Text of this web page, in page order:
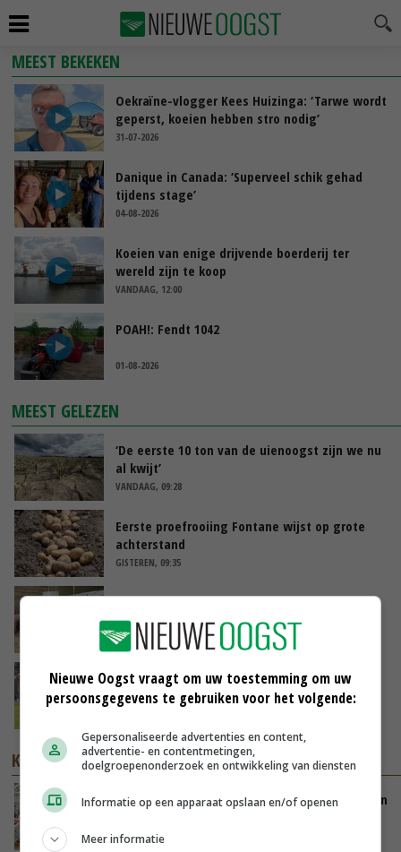
MEEST BEKEKEN
Oekraïne-vlogger Kees Huizinga: ‘Tarwe wordt
geperst, koeien hebben stro nodig’
31-07-2026
Danique in Canada: ‘Superveel schik gehad
tijdens stage’
04-08-2026
Koeien van enige drijvende boerderij ter
wereld zijn te koop
VANDAAG, 12:00
POAH!: Fendt 1042
01-08-2026
MEEST GELEZEN
‘De eerste 10 ton van de uienoogst zijn we nu
al kwijt’
VANDAAG, 09:28
Eerste proefrooiing Fontane wijst op grote
achterstand
GISTEREN, 09:35
Nijpend geldtekort treft vleesvarkenshouders
GISTEREN, 13:14
BBB vraagt minister om langer mest uit te
rijden
KENNISPARTNERS
Hoe ze in Nieuw-Zeeland melkrobot en weiden
LELY
Nieuwe Oogst vraagt om uw toestemming om uw
persoonsgegevens te gebruiken voor het volgende:
Gepersonaliseerde advertenties en content,
advertentie- en contentmetingen,
doelgroepenonderzoek en ontwikkeling van diensten
Informatie op een apparaat opslaan en/of openen
Meer informatie